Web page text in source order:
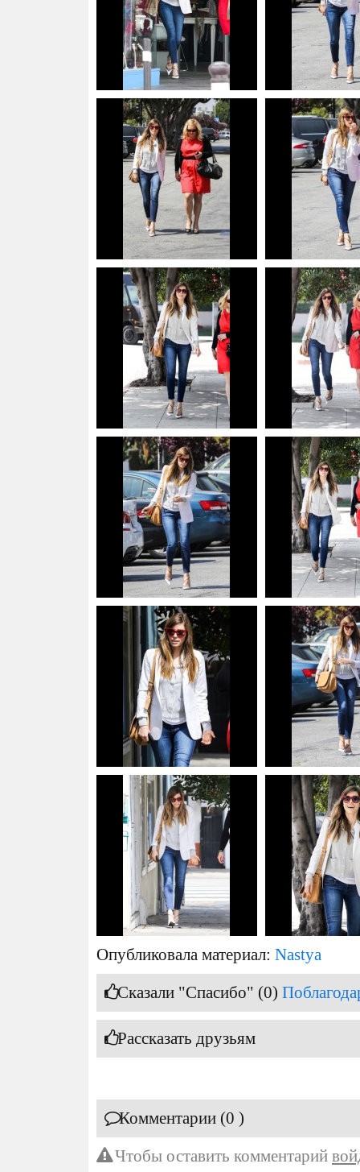
Опубликовала материал: Nastya
Сказали "Спасибо" (0)
Рассказать друзьям
Комментарии (0 )
Чтобы оставить комментарий